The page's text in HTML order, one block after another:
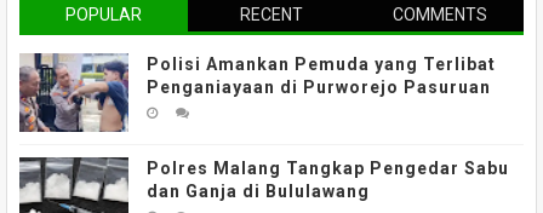
POPULAR RECENT COMMENTS
Polisi Amankan Pemuda yang Terlibat
Penganiayaan di Purworejo Pasuruan
Polres Malang Tangkap Pengedar Sabu
dan Ganja di Bululawang